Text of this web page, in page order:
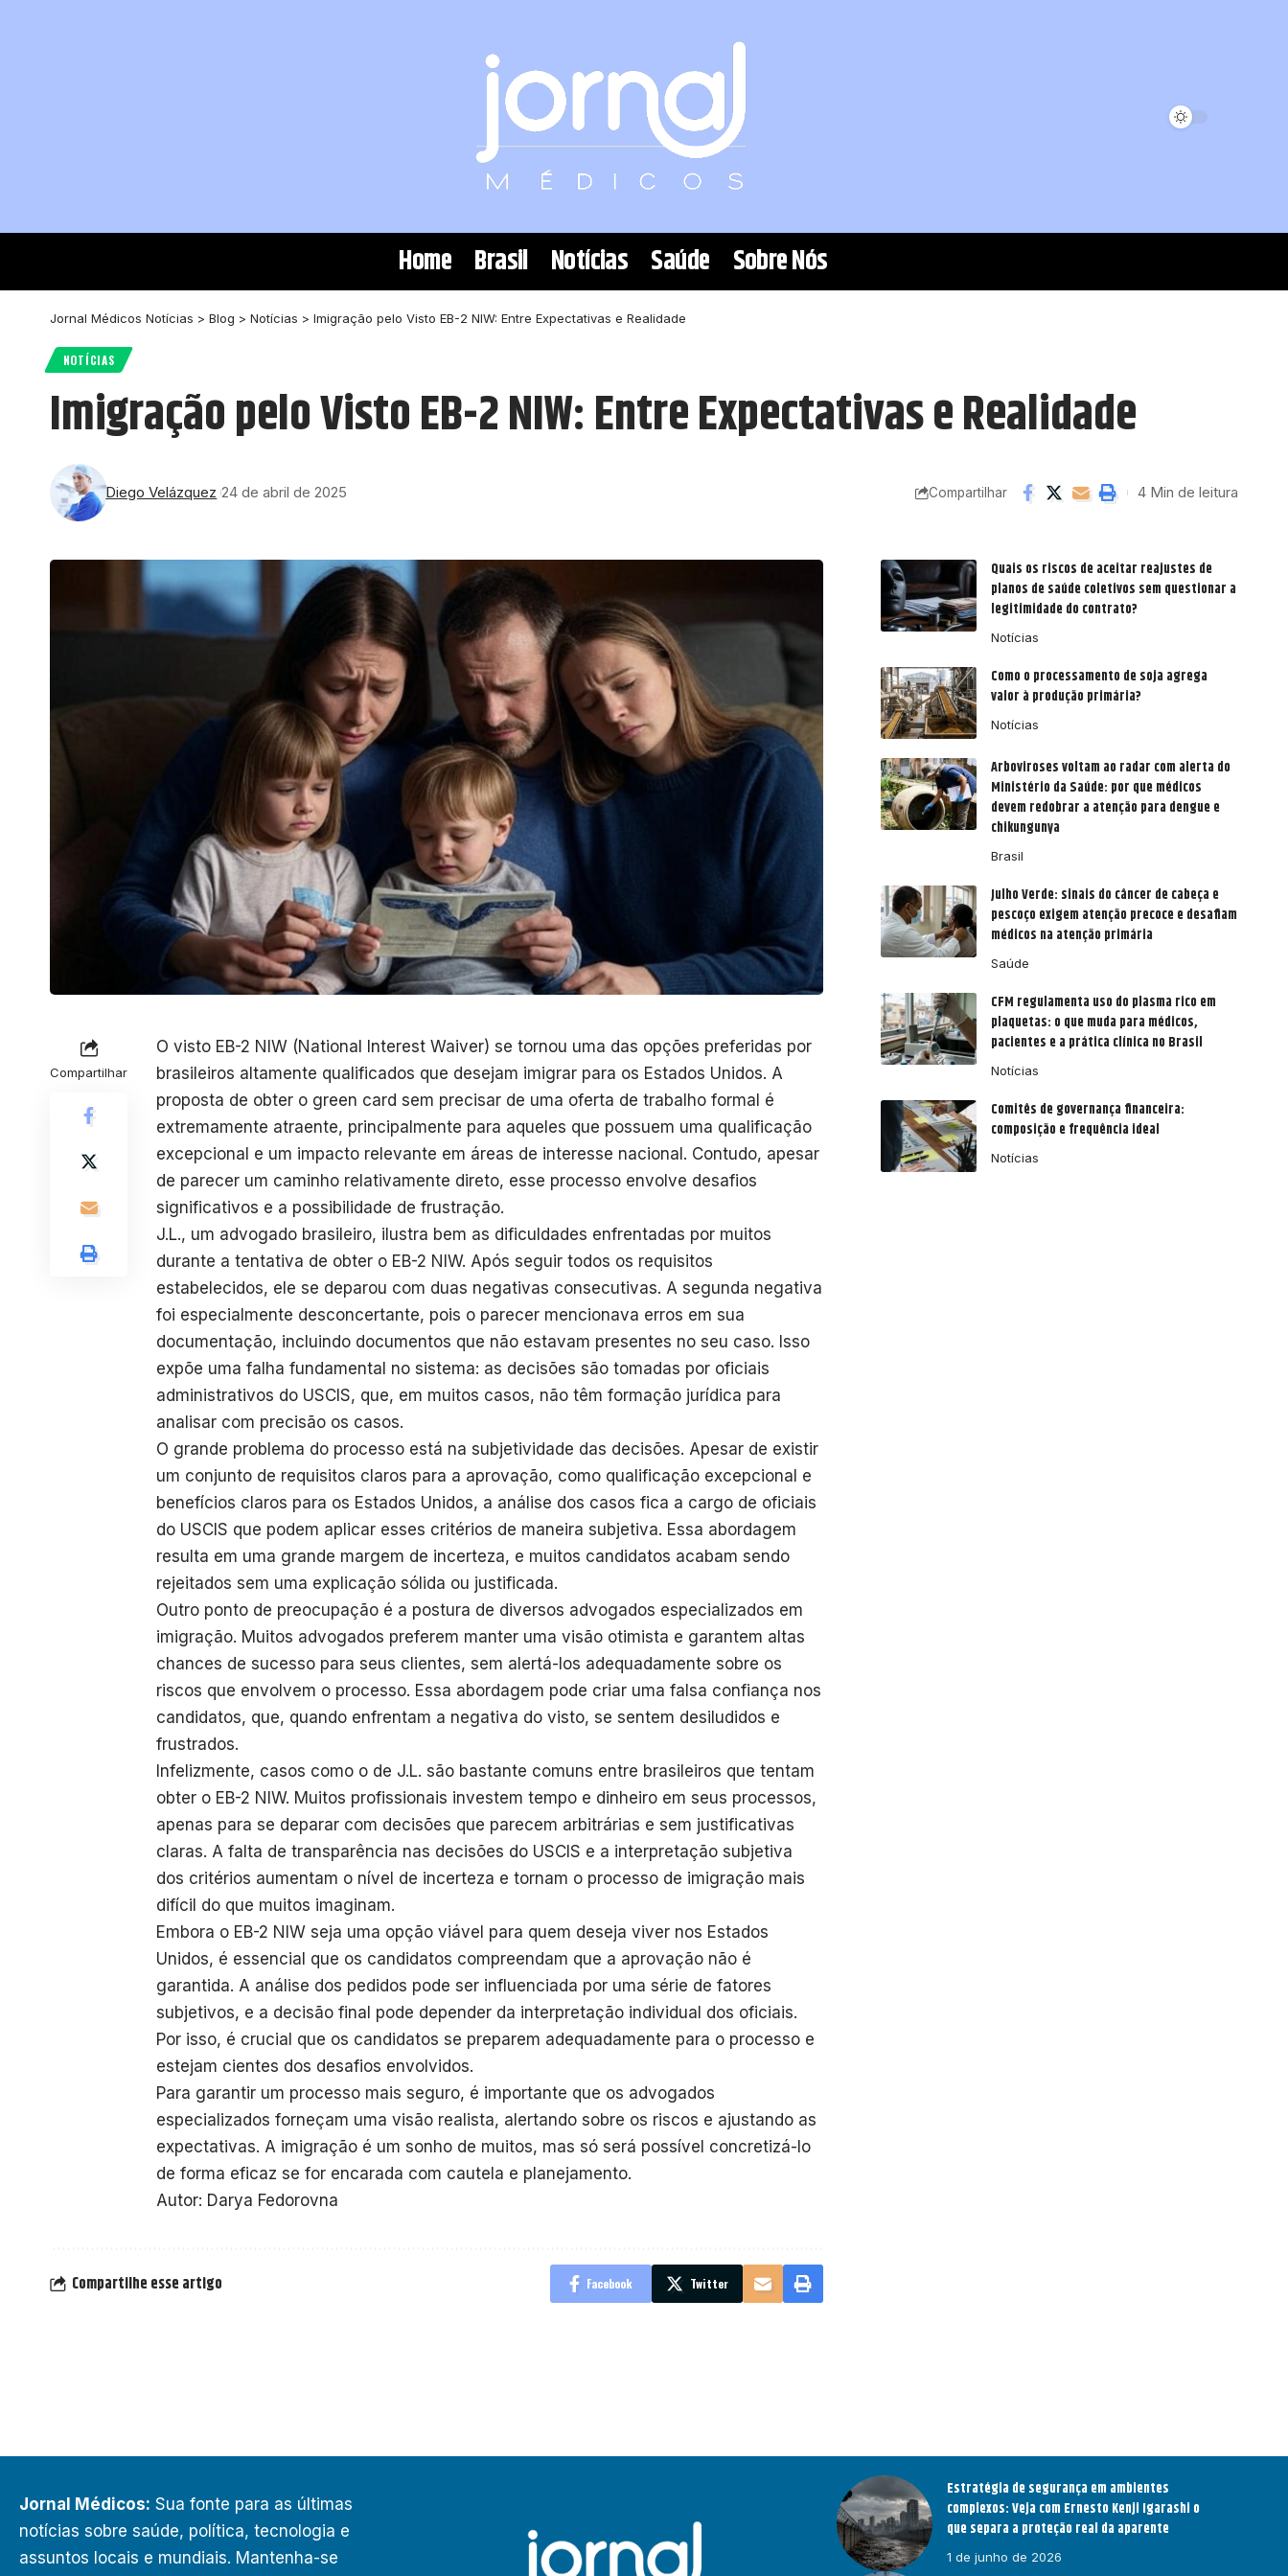
Home Brasil Notícias Saúde Sobre Nós
Jornal Médicos Notícias > Blog > Notícias > Imigração pelo Visto EB-2 NIW: Entre Expectativas e Realidade
NOTÍCIAS
Imigração pelo Visto EB-2 NIW: Entre Expectativas e Realidade
Diego Velázquez 24 de abril de 2025 Compartilhar 4 Min de leitura
Compartilhar
O visto EB-2 NIW (National Interest Waiver) se tornou uma das opções preferidas por
brasileiros altamente qualificados que desejam imigrar para os Estados Unidos. A
proposta de obter o green card sem precisar de uma oferta de trabalho formal é
extremamente atraente, principalmente para aqueles que possuem uma qualificação
excepcional e um impacto relevante em áreas de interesse nacional. Contudo, apesar
de parecer um caminho relativamente direto, esse processo envolve desafios
significativos e a possibilidade de frustração.
J.L., um advogado brasileiro, ilustra bem as dificuldades enfrentadas por muitos
durante a tentativa de obter o EB-2 NIW. Após seguir todos os requisitos
estabelecidos, ele se deparou com duas negativas consecutivas. A segunda negativa
foi especialmente desconcertante, pois o parecer mencionava erros em sua
documentação, incluindo documentos que não estavam presentes no seu caso. Isso
expõe uma falha fundamental no sistema: as decisões são tomadas por oficiais
administrativos do USCIS, que, em muitos casos, não têm formação jurídica para
analisar com precisão os casos.
O grande problema do processo está na subjetividade das decisões. Apesar de existir
um conjunto de requisitos claros para a aprovação, como qualificação excepcional e
benefícios claros para os Estados Unidos, a análise dos casos fica a cargo de oficiais
do USCIS que podem aplicar esses critérios de maneira subjetiva. Essa abordagem
resulta em uma grande margem de incerteza, e muitos candidatos acabam sendo
rejeitados sem uma explicação sólida ou justificada.
Outro ponto de preocupação é a postura de diversos advogados especializados em
imigração. Muitos advogados preferem manter uma visão otimista e garantem altas
chances de sucesso para seus clientes, sem alertá-los adequadamente sobre os
riscos que envolvem o processo. Essa abordagem pode criar uma falsa confiança nos
candidatos, que, quando enfrentam a negativa do visto, se sentem desiludidos e
frustrados.
Infelizmente, casos como o de J.L. são bastante comuns entre brasileiros que tentam
obter o EB-2 NIW. Muitos profissionais investem tempo e dinheiro em seus processos,
apenas para se deparar com decisões que parecem arbitrárias e sem justificativas
claras. A falta de transparência nas decisões do USCIS e a interpretação subjetiva
dos critérios aumentam o nível de incerteza e tornam o processo de imigração mais
difícil do que muitos imaginam.
Embora o EB-2 NIW seja uma opção viável para quem deseja viver nos Estados
Unidos, é essencial que os candidatos compreendam que a aprovação não é
garantida. A análise dos pedidos pode ser influenciada por uma série de fatores
subjetivos, e a decisão final pode depender da interpretação individual dos oficiais.
Por isso, é crucial que os candidatos se preparem adequadamente para o processo e
estejam cientes dos desafios envolvidos.
Para garantir um processo mais seguro, é importante que os advogados
especializados forneçam uma visão realista, alertando sobre os riscos e ajustando as
expectativas. A imigração é um sonho de muitos, mas só será possível concretizá-lo
de forma eficaz se for encarada com cautela e planejamento.
Autor: Darya Fedorovna
Compartilhe esse artigo Facebook Twitter
Quais os riscos de aceitar reajustes de
planos de saúde coletivos sem questionar a
legitimidade do contrato?
Notícias
Como o processamento de soja agrega
valor à produção primária?
Notícias
Arboviroses voltam ao radar com alerta do
Ministério da Saúde: por que médicos
devem redobrar a atenção para dengue e
chikungunya
Brasil
Julho Verde: sinais do câncer de cabeça e
pescoço exigem atenção precoce e desafiam
médicos na atenção primária
Saúde
CFM regulamenta uso do plasma rico em
plaquetas: o que muda para médicos,
pacientes e a prática clínica no Brasil
Notícias
Comitês de governança financeira:
composição e frequência ideal
Notícias
Jornal Médicos: Sua fonte para as últimas
notícias sobre saúde, política, tecnologia e
assuntos locais e mundiais. Mantenha-se
Estratégia de segurança em ambientes
complexos: Veja com Ernesto Kenji Igarashi o
que separa a proteção real da aparente
1 de junho de 2026